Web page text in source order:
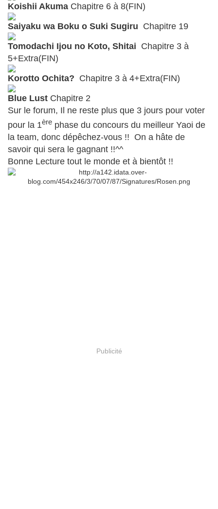
Koishii Akuma Chapitre 6 à 8(FIN)
Saiyaku wa Boku o Suki Sugiru Chapitre 19
Tomodachi Ijou no Koto, Shitai Chapitre 3 à
5+Extra(FIN)
Korotto Ochita? Chapitre 3 à 4+Extra(FIN)
Blue Lust Chapitre 2
Sur le forum, Il ne reste plus que 3 jours pour voter
pour la 1ère phase du concours du meilleur Yaoi de
la team, donc dépêchez-vous !! On a hâte de
savoir qui sera le gagnant !!^^
Bonne Lecture tout le monde et à bientôt !!
Publicité